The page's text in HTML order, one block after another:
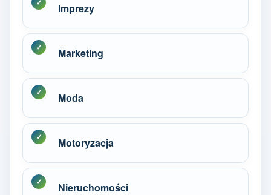
Imprezy
Marketing
Moda
Motoryzacja
Nieruchomości